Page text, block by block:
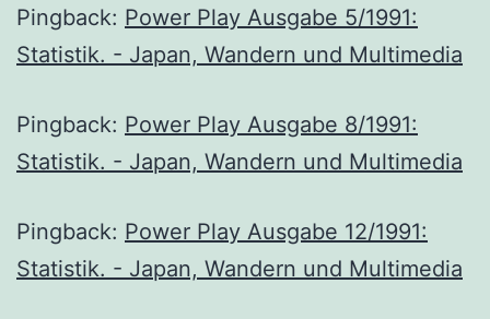
Pingback: Power Play Ausgabe 5/1991:
Statistik. - Japan, Wandern und Multimedia
Pingback: Power Play Ausgabe 8/1991:
Statistik. - Japan, Wandern und Multimedia
Pingback: Power Play Ausgabe 12/1991:
Statistik. - Japan, Wandern und Multimedia